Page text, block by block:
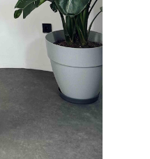
Çevir Kazan